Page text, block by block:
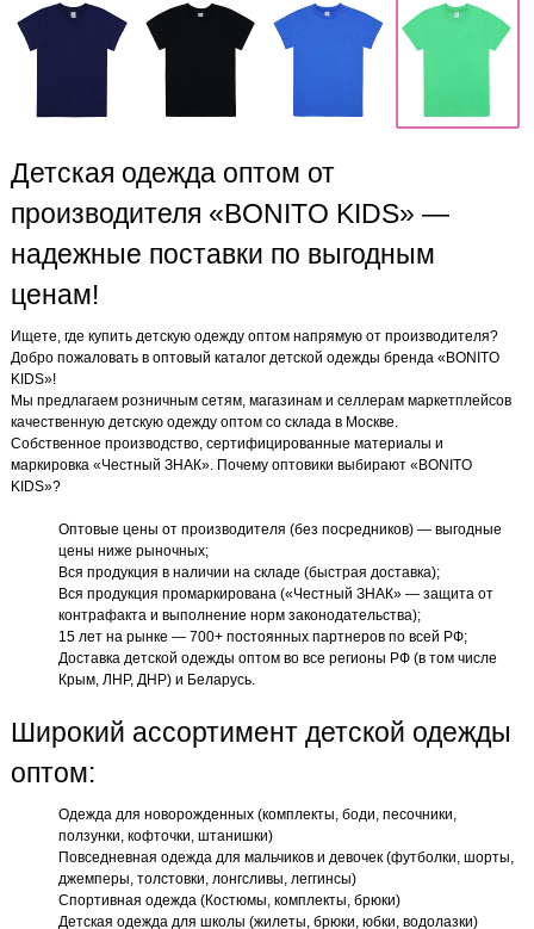
Детская одежда оптом от
производителя «BONITO KIDS» —
надежные поставки по выгодным
ценам!
Ищете, где купить детскую одежду оптом напрямую от производителя?
Добро пожаловать в оптовый каталог детской одежды бренда «BONITO
KIDS»!
Мы предлагаем розничным сетям, магазинам и селлерам маркетплейсов
качественную детскую одежду оптом со склада в Москве.
Собственное производство, сертифицированные материалы и
маркировка «Честный ЗНАК». Почему оптовики выбирают «BONITO
KIDS»?
Оптовые цены от производителя (без посредников) — выгодные
цены ниже рыночных;
Вся продукция в наличии на складе (быстрая доставка);
Вся продукция промаркирована («Честный ЗНАК» — защита от
контрафакта и выполнение норм законодательства);
15 лет на рынке — 700+ постоянных партнеров по всей РФ;
Доставка детской одежды оптом во все регионы РФ (в том числе
Крым, ЛНР, ДНР) и Беларусь.
Широкий ассортимент детской одежды
оптом:
Одежда для новорожденных (комплекты, боди, песочники,
ползунки, кофточки, штанишки)
Повседневная одежда для мальчиков и девочек (футболки, шорты,
джемперы, толстовки, лонгсливы, леггинсы)
Спортивная одежда (Костюмы, комплекты, брюки)
Детская одежда для школы (жилеты, брюки, юбки, водолазки)